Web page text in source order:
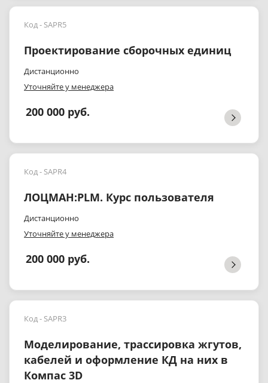
Код - SAPR5
Проектирование сборочных единиц
Дистанционно
Уточняйте у менеджера
200 000 руб.
Код - SAPR4
ЛОЦМАН:PLM. Курс пользователя
Дистанционно
Уточняйте у менеджера
200 000 руб.
Код - SAPR3
Моделирование, трассировка жгутов,
кабелей и оформление КД на них в
Компас 3D